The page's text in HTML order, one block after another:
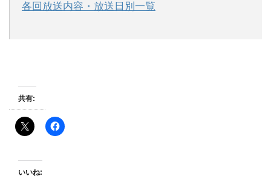
各回放送内容・放送日別一覧
共有:
いいね: